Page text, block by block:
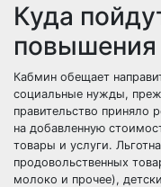
Куда
Кабмин обещает
социальные нужды,
правительство приняло
на добавленную
товары и услуги.
продовольственных
молоко и прочее),